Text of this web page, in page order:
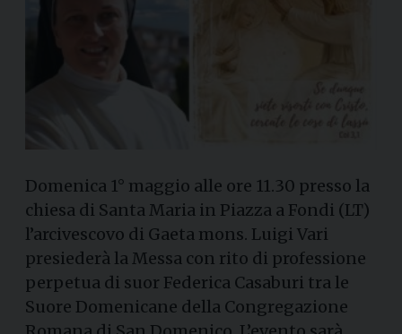
Domenica 1° maggio alle ore 11.30 presso la
chiesa di Santa Maria in Piazza a Fondi (LT)
l’arcivescovo di Gaeta mons. Luigi Vari
presiederà la Messa con rito di professione
perpetua di suor Federica Casaburi tra le
Suore Domenicane della Congregazione